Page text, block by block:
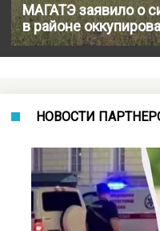
МАГАТЭ заявило о
в районе
НОВОСТИ